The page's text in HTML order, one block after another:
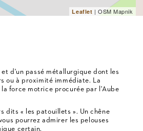
Leaflet | OSM Mapnik
d'un passé métallurgique dont les
ou à proximité immédiate. La
force motrice procurée par l'Aube
dits « les patouillets ». Un chêne
pourrez admirer les pelouses
certain.